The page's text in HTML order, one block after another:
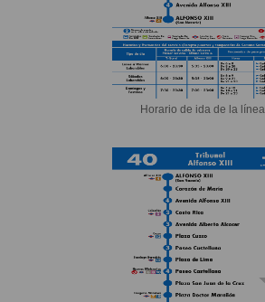
Horario de ida de la línea